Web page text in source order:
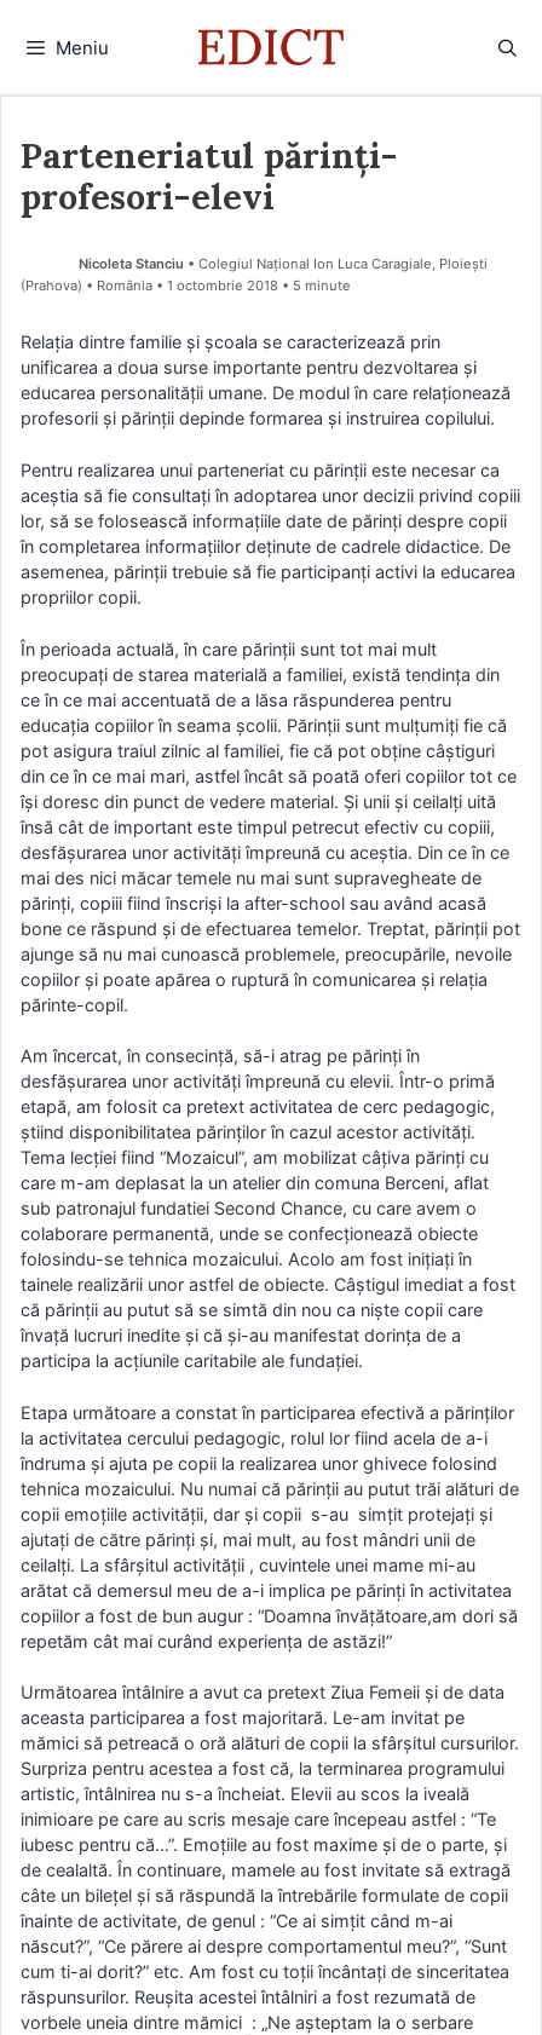
Meniu
Parteneriatul părinți-
profesori-elevi
Nicoleta Stanciu • Colegiul Național Ion Luca Caragiale, Ploiești
(Prahova) • România
1 octombrie 2018 • 5 minute
Relația dintre familie și școala se caracterizează prin
unificarea a doua surse importante pentru dezvoltarea și
educarea personalității umane. De modul în care relaționează
profesorii și părinții depinde formarea și instruirea copilului.
Pentru realizarea unui parteneriat cu părinții este necesar ca
aceștia să fie consultați în adoptarea unor decizii privind copiii
lor, să se folosească informațiile date de părinți despre copii
în completarea informațiilor deținute de cadrele didactice. De
asemenea, părinții trebuie să fie participanți activi la educarea
propriilor copii.
În perioada actuală, în care părinții sunt tot mai mult
preocupați de starea materială a familiei, există tendința din
ce în ce mai accentuată de a lăsa răspunderea pentru
educația copiilor în seama școlii. Părinții sunt mulțumiți fie că
pot asigura traiul zilnic al familiei, fie că pot obține câștiguri
din ce în ce mai mari, astfel încât să poată oferi copiilor tot ce
își doresc din punct de vedere material. Și unii și ceilalți uită
însă cât de important este timpul petrecut efectiv cu copiii,
desfășurarea unor activități împreună cu aceștia. Din ce în ce
mai des nici măcar temele nu mai sunt supravegheate de
părinți, copiii fiind înscriși la after-school sau având acasă
bone ce răspund și de efectuarea temelor. Treptat, părinții pot
ajunge să nu mai cunoască problemele, preocupările, nevoile
copiilor și poate apărea o ruptură în comunicarea și relația
părinte-copil.
Am încercat, în consecință, să-i atrag pe părinți în
desfășurarea unor activități împreună cu elevii. Într-o primă
etapă, am folosit ca pretext activitatea de cerc pedagogic,
știind disponibilitatea părinților în cazul acestor activități.
Tema lecției fiind “Mozaicul”, am mobilizat câțiva părinți cu
care m-am deplasat la un atelier din comuna Berceni, aflat
sub patronajul fundatiei Second Chance, cu care avem o
colaborare permanentă, unde se confecționează obiecte
folosindu-se tehnica mozaicului. Acolo am fost inițiați în
tainele realizării unor astfel de obiecte. Câștigul imediat a fost
că părinții au putut să se simtă din nou ca niște copii care
învață lucruri inedite și că și-au manifestat dorința de a
participa la acțiunile caritabile ale fundației.
Etapa următoare a constat în participarea efectivă a părinților
la activitatea cercului pedagogic, rolul lor fiind acela de a-i
îndruma și ajuta pe copii la realizarea unor ghivece folosind
tehnica mozaicului. Nu numai că părinții au putut trăi alături de
copii emoțiile activității, dar și copii s-au simțit protejați și
ajutați de către părinți și, mai mult, au fost mândri unii de
ceilalți. La sfârșitul activității , cuvintele unei mame mi-au
arătat că demersul meu de a-i implica pe părinți în activitatea
copiilor a fost de bun augur : “Doamna învățătoare,am dori să
repetăm cât mai curând experiența de astăzi!”
Următoarea întâlnire a avut ca pretext Ziua Femeii și de data
aceasta participarea a fost majoritară. Le-am invitat pe
mămici să petreacă o oră alături de copii la sfârșitul cursurilor.
Surpriza pentru acestea a fost că, la terminarea programului
artistic, întâlnirea nu s-a încheiat. Elevii au scos la iveală
inimioare pe care au scris mesaje care începeau astfel : “Te
iubesc pentru că…”. Emoțiile au fost maxime și de o parte, și
de cealaltă. În continuare, mamele au fost invitate să extragă
câte un bilețel și să răspundă la întrebările formulate de copii
înainte de activitate, de genul : “Ce ai simțit când m-ai
născut?”, “Ce părere ai despre comportamentul meu?”, “Sunt
cum ti-ai dorit?” etc. Am fost cu toții încântați de sinceritatea
răspunsurilor. Reușita acestei întâlniri a fost rezumată de
vorbele uneia dintre mămici : „Ne așteptam la o serbare